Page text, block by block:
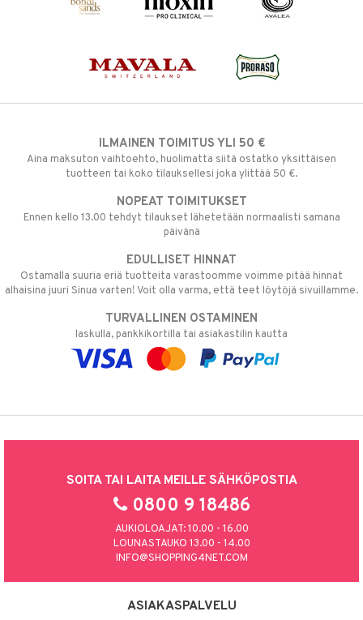
ILMAINEN TOIMITUS YLI 50 €
Aina maksuton vaihtoehto, huolimatta siitä ostatko yksittäisen
tuotteen tai koko tilauksellesi joka ylittää 50 €.
NOPEAT TOIMITUKSET
Ennen kello 13.00 tehdyt tilaukset lähetetään normaalisti samana
päivänä
EDULLISET HINNAT
Ostamalla suuria eriä tuotteita varastoomme voimme pitää hinnat
alhaisina juuri Sinua varten! Voit olla varma, että teet löytöjä sivuillamme.
TURVALLINEN OSTAMINEN
laskulla, pankkikortilla tai asiakastilin kautta
SOITA TAI LAITA MEILLE SÄHKÖPOSTIA
0800 9 18486
AUKIOLOAJAT: 10.00 - 16.00
LOUNASTAUKO 13.00 - 14.00
INFO@SHOPPING4NET.COM
ASIAKASPALVELU